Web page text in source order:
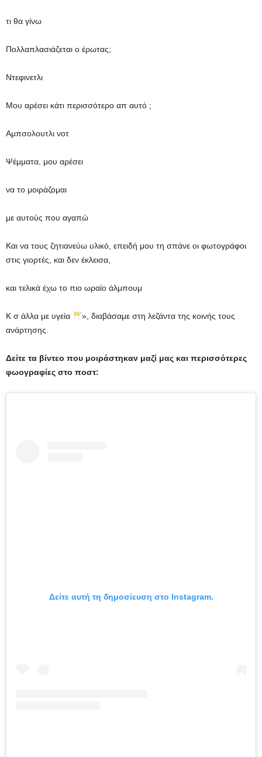
τι θα γίνω
Πολλαπλασιάζεται ο έρωτας;
Ντεφινετλι
Μου αρέσει κάτι περισσότερο απ αυτό ;
Αμπσολουτλι νοτ
Ψέμματα, μου αρέσει
να το μοιράζομαι
με αυτούς που αγαπώ
Και να τους ζητιανεύω υλικό, επειδή μου τη σπάνε οι φωτογράφοι
στις γιορτές, και δεν έκλεισα,
και τελικά έχω το πιο ωραίο άλμπουμ
Κ σ άλλα με υγεία
», διαβάσαμε στη λεζάντα της κοινής τους
ανάρτησης.
Δείτε τα βίντεο που μοιράστηκαν μαζί μας και περισσότερες
φωογραφίες στο ποστ:
Δείτε αυτή τη δημοσίευση στο Instagram.